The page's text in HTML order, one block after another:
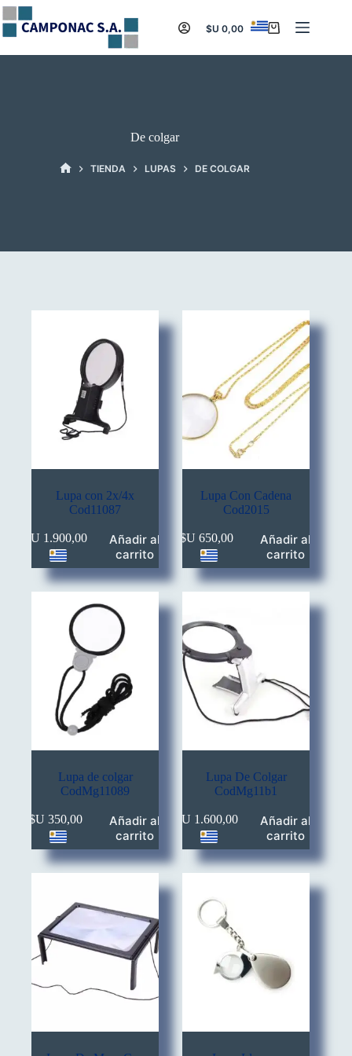
Saltar
al
contenido
Carro
$U 0,00
De colgar
TIENDA LUPAS DE COLGAR
Lupa con 2x/4x
Cod11087
$U 1.900,00
Añadir al
carrito
Lupa Con Cadena
Cod2015
$U 650,00
Añadir al
carrito
Lupa de colgar
CodMg11089
$U 350,00
Añadir al
carrito
Lupa De Colgar
CodMg11b1
$U 1.600,00
Añadir al
carrito